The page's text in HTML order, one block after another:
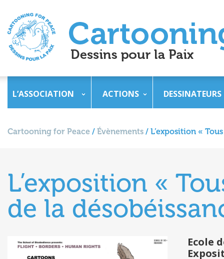
L’ASSOCIATION ACTIONS DESSINATEURS
Cartooning for Peace / Évènements / L’exposition «
L’exposition «
de la
Ecole